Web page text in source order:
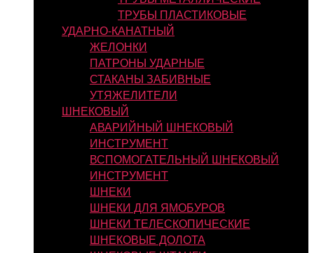
ТРУБЫ ПЛАСТИКОВЫЕ
УДАРНО-КАНАТНЫЙ
ЖЕЛОНКИ
ПАТРОНЫ УДАРНЫЕ
СТАКАНЫ ЗАБИВНЫЕ
УТЯЖЕЛИТЕЛИ
ШНЕКОВЫЙ
АВАРИЙНЫЙ ШНЕКОВЫЙ
ИНСТРУМЕНТ
ВСПОМОГАТЕЛЬНЫЙ ШНЕКОВЫЙ
ИНСТРУМЕНТ
ШНЕКИ
ШНЕКИ ДЛЯ ЯМОБУРОВ
ШНЕКИ ТЕЛЕСКОПИЧЕСКИЕ
ШНЕКОВЫЕ ДОЛОТА